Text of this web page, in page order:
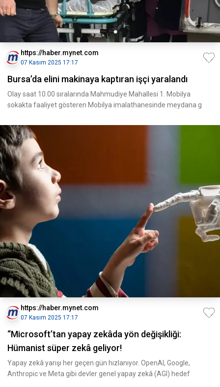
https://haber.mynet.com
07 Kasım 2025 17:17
Bursa’da elini makinaya kaptıran işçi yaralandı
Olay saat 10.00 sıralarında Mahmudiye Mahallesi 1. Mobilya
sokakta faaliyet gösteren Mobilya imalathanesinde meydana g
https://haber.mynet.com
07 Kasım 2025 17:17
“Microsoft’tan yapay zekâda yön değişikliği:
Hümanist süper zekâ geliyor!
Yapay zekâ yarışı her geçen gün hızlanıyor. OpenAI, Google,
Anthropic ve Meta gibi devler genel yapay zekâ (AGI) hedef